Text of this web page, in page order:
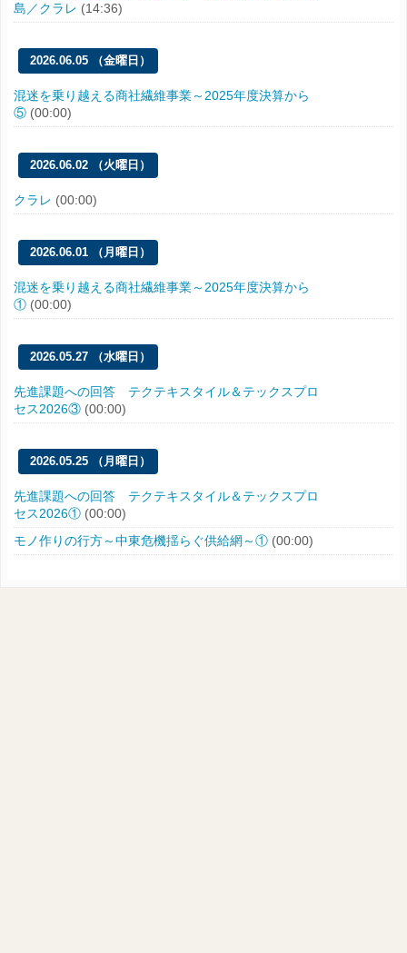
島／クラレ (14:36)
2026.06.05 （金曜日）
混迷を乗り越える商社繊維事業～2025年度決算から
⑤ (00:00)
2026.06.02 （火曜日）
クラレ (00:00)
2026.06.01 （月曜日）
混迷を乗り越える商社繊維事業～2025年度決算から
① (00:00)
2026.05.27 （水曜日）
先進課題への回答 テクテキスタイル＆テックスプロ
セス2026③ (00:00)
2026.05.25 （月曜日）
先進課題への回答 テクテキスタイル＆テックスプロ
セス2026① (00:00)
モノ作りの行方～中東危機揺らぐ供給網～① (00:00)